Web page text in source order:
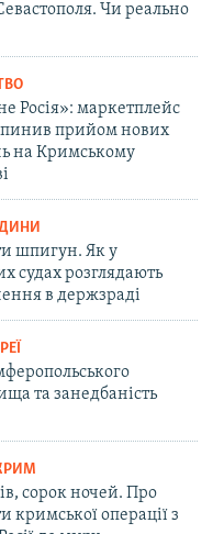
Чи реально
Росія»: маркетплейс
прийом нових
на Кримському
шпигун. Як у
судах розглядають
в держзраді
та занедбаність
сорок ночей. Про
кримської операції з